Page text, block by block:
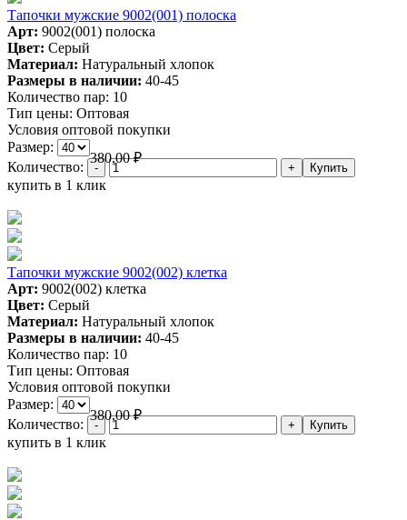
Тапочки мужские 9002(001) полоска
Арт: 9002(001) полоска
Цвет: Серый
Материал: Натуральный хлопок
Размеры в наличии: 40-45
Количество пар: 10
Тип цены: Оптовая
Условия оптовой покупки
Размер:
380,00₽
Количество:
купить в 1 клик
Тапочки мужские 9002(002) клетка
Арт: 9002(002) клетка
Цвет: Серый
Материал: Натуральный хлопок
Размеры в наличии: 40-45
Количество пар: 10
Тип цены: Оптовая
Условия оптовой покупки
Размер:
380,00₽
Количество:
купить в 1 клик